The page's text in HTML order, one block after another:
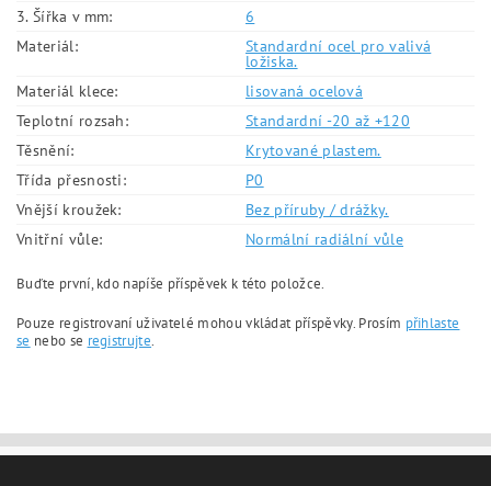
3. Šířka v mm:
6
Materiál:
Standardní ocel pro valivá
ložiska.
Materiál klece:
lisovaná ocelová
Teplotní rozsah:
Standardní -20 až +120
Těsnění:
Krytované plastem.
Třída přesnosti:
P0
Vnější kroužek:
Bez příruby / drážky.
Vnitřní vůle:
Normální radiální vůle
Buďte první, kdo napíše příspěvek k této položce.
Pouze registrovaní uživatelé mohou vkládat příspěvky. Prosím přihlaste
se nebo se registrujte.